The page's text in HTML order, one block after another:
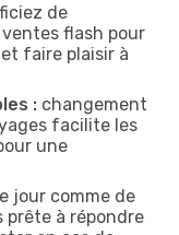
de
flash pour
faire plaisir à
: changement
facilite les
une
jour comme de
à répondre